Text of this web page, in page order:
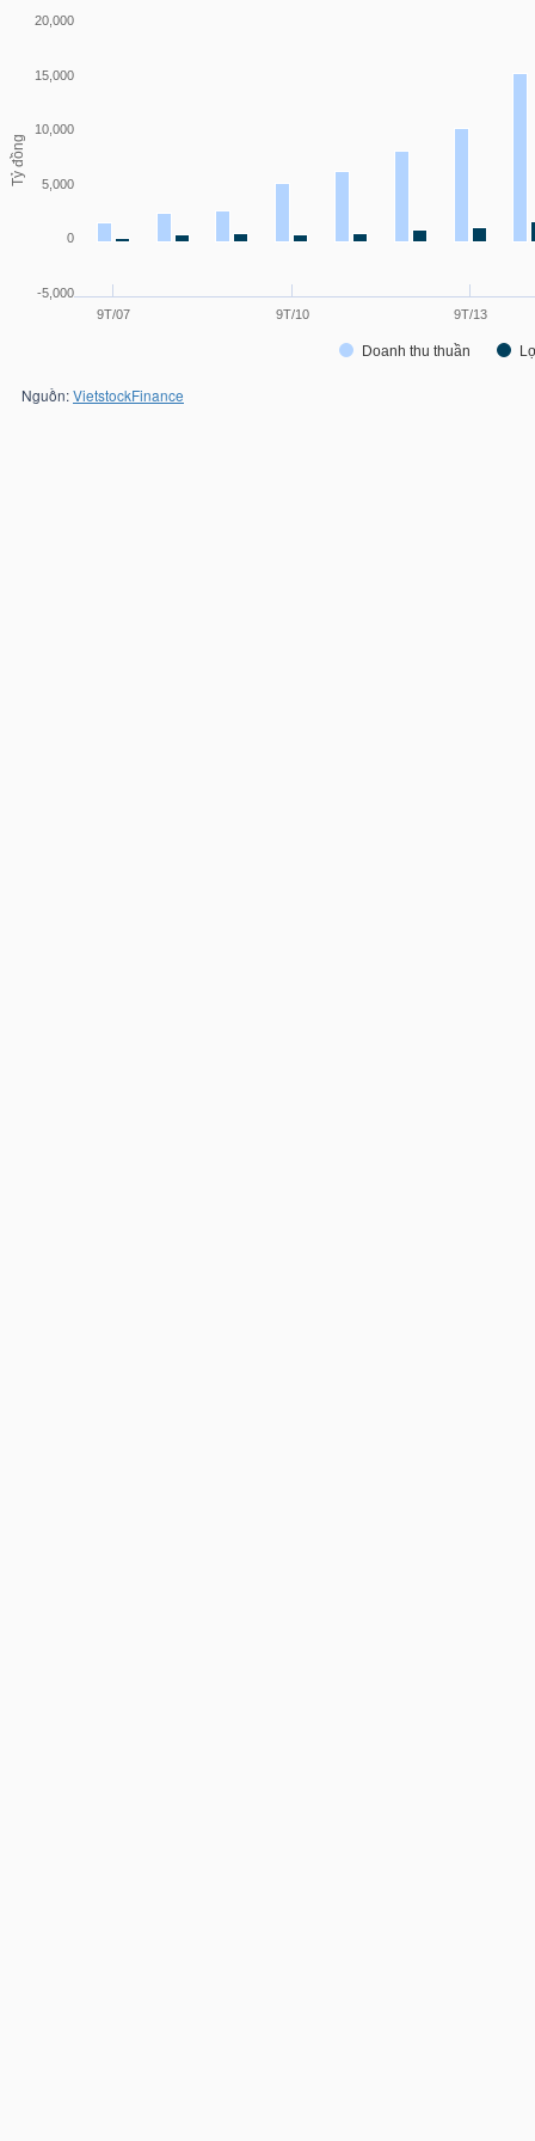
Tỷ đồng
Doanh thu thuần
9T/07 9T/10 9T/13
-5,000
0
5,000
10,000
15,000
20,000
Nguồn:VietstockFinance